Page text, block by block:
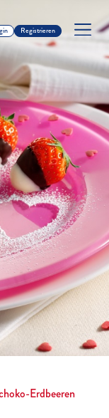
Registrieren
Erdbeeren